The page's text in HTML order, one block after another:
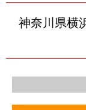
神奈川県横